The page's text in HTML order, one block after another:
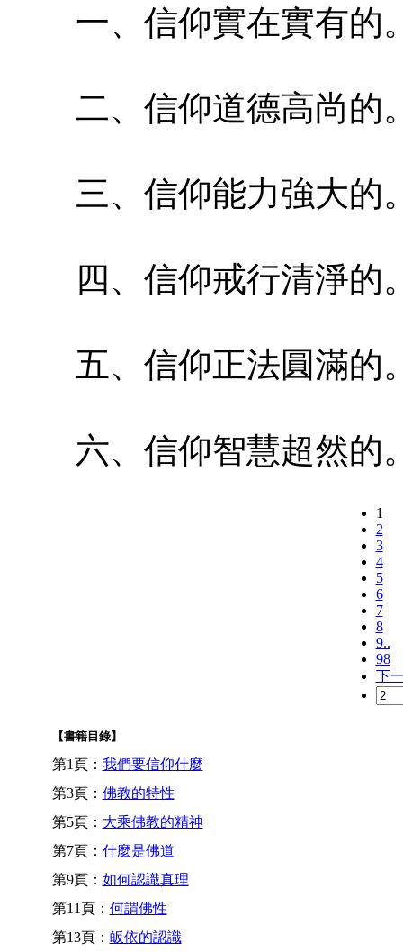
一、信仰實在實有的
二、信仰道德高尚的
三、信仰能力強大的
四、信仰戒行清淨的
五、信仰正法圓滿的
六、信仰智慧超然的
1
2
3
4
5
6
7
8
9..
98
下
【書籍目錄】
第1頁： 我們要信仰什麼
第3頁： 佛教的特性
第5頁： 大乘佛教的精神
第7頁： 什麼是佛道
第9頁： 如何認識真理
第11頁： 何謂佛性
第13頁： 皈依的認識